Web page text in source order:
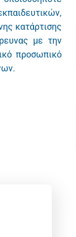
κατάρτισης
με την
προσωπικό